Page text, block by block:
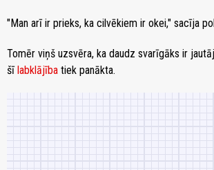
"Man arī ir prieks, ka cilvēkiem ir okei," sacīja
Tomēr viņš uzsvēra, ka daudz svarīgāks ir
šīlabklājība tiek panākta.